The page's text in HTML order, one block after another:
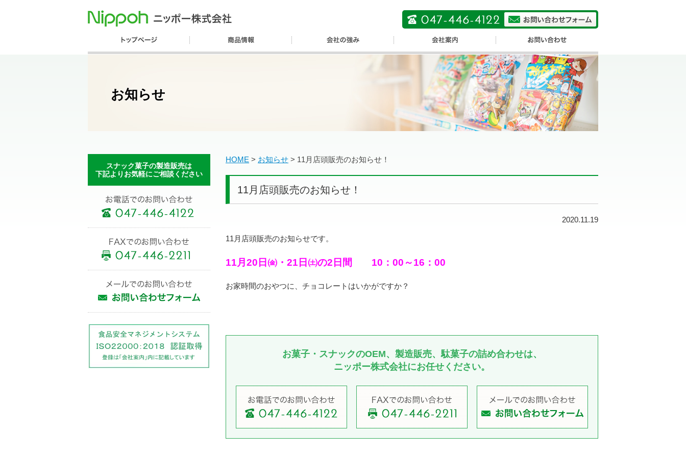
お知らせ
HOME > お知らせ > 11月店頭販売のお知らせ！
11月店頭販売のお知らせ！
2020.11.19
11月店頭販売のお知らせです。
11月20日㈮・21日㈯の2日間 10：00～16：00
お家時間のおやつに、チョコレートはいかがですか？
お菓子・スナックのOEM、製造販売、駄菓子の詰め合わせは、
ニッポー株式会社にお任せください。
スナック菓子の製造販売は
下記よりお気軽にご相談ください